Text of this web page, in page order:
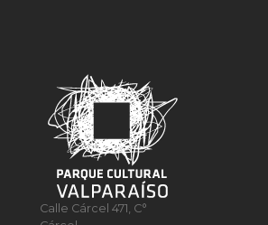
Calle Cárcel 471, C°